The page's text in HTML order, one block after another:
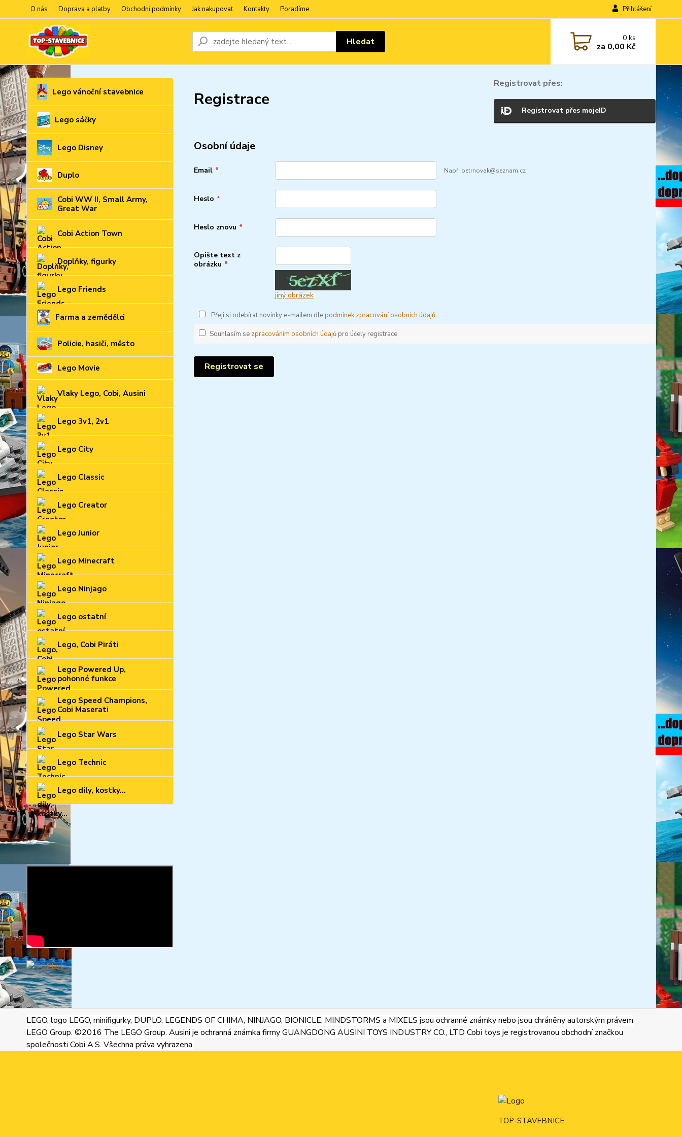
O nás Doprava a platby Obchodní podmínky Jak nakupovat Kontakty Poradíme... Přihlášení
Hledat 0ks
za 0,00 Kč
Lego vánoční stavebnice
Lego sáčky
Lego Disney
Duplo
Cobi WW II, Small Army,
Great War
Cobi Action Town
Doplňky, figurky
Lego Friends
Farma a zemědělci
Policie, hasiči, město
Lego Movie
Vlaky Lego, Cobi, Ausini
Lego 3v1, 2v1
Lego City
Lego Classic
Lego Creator
Lego Junior
Lego Minecraft
Lego Ninjago
Lego ostatní
Lego, Cobi Piráti
Lego Powered Up,
pohonné funkce
Lego Speed Champions,
Cobi Maserati
Lego Star Wars
Lego Technic
Lego díly, kostky...
Registrace
Registrovat přes:
Registrovat přes mojeID
Osobní údaje
Email * Např. petrnovak@seznam.cz
Heslo *
Heslo znovu *
Opište text z
obrázku *
jiný obrázek
Přeji si odebírat novinky e-mailem dlepodmínek zpracování osobních údajů.
Souhlasím se zpracováním osobních údajůpro účely registrace.
Registrovat se
LEGO, logo LEGO, minifigurky, DUPLO, LEGENDS OF CHIMA, NINJAGO, BIONICLE, MINDSTORMS a MIXELS jsou ochranné známky nebo jsou chráněny autorským právem
LEGO Group. ©2016 The LEGO Group. Ausini je ochranná známka firmy GUANGDONG AUSINI TOYS INDUSTRY CO., LTD Cobi toys je registrovanou obchodní značkou
společnosti Cobi A.S. Všechna práva vyhrazena.
TOP-STAVEBNICE